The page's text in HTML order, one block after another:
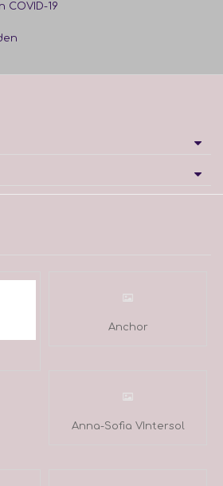
COVID-19
Anchor
Anna-Sofia VIntersol